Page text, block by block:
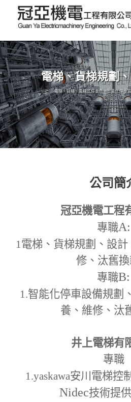
電梯、貨梯規劃
電梯、貨梯、電梯式停車塔、智能化停車
公司簡
冠亞機電工程
專職A:
1電梯、貨梯規劃、設計
修、汰舊換
專職B:
1.智能化停車設備規劃
養、維修、汰
井上電梯有
專職
1.yaskawa安川電梯控
Nidec技術提供